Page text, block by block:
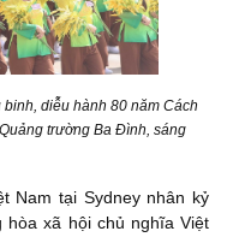
diễu hành 80 năm Cách
trường Ba Đình, sáng
Nam tại Sydney nhân kỷ
hòa xã hội chủ nghĩa Việt